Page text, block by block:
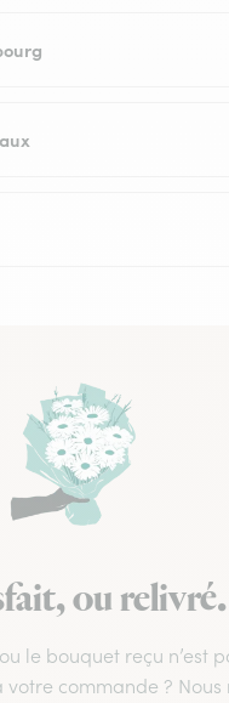
ou relivré.
le bouquet reçu n’est
votre commande ? Nous